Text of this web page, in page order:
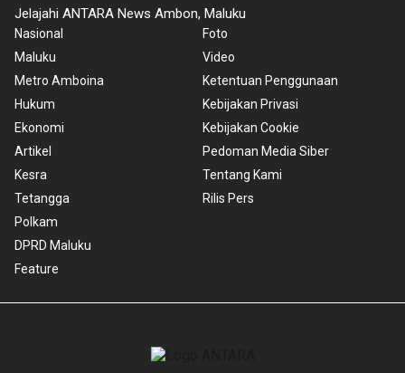
Jelajahi ANTARA News Ambon, Maluku
Nasional
Maluku
Metro Amboina
Hukum
Ekonomi
Artikel
Kesra
Tetangga
Polkam
DPRD Maluku
Feature
Foto
Video
Ketentuan Penggunaan
Kebijakan Privasi
Kebijakan Cookie
Pedoman Media Siber
Tentang Kami
Rilis Pers